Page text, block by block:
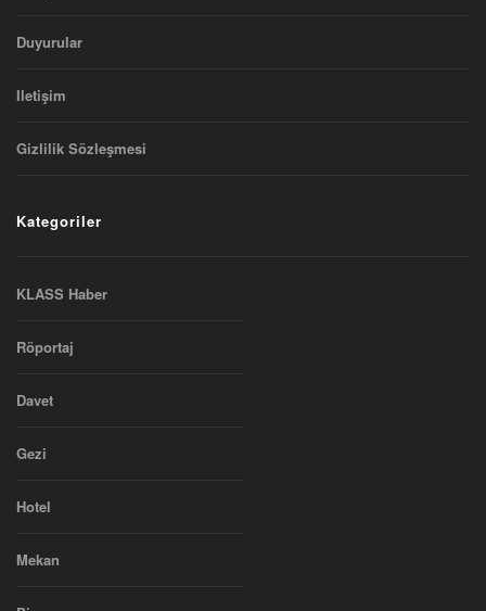
Duyurular
Iletişim
Gizlilik Sözleşmesi
Kategoriler
KLASS Haber
Röportaj
Davet
Gezi
Hotel
Mekan